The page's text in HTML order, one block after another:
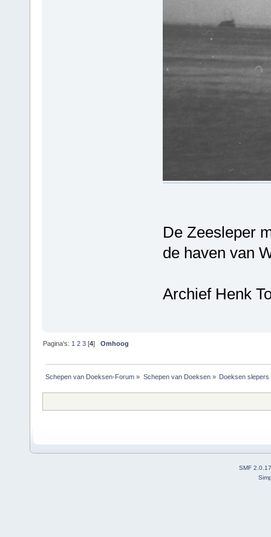
De Zeesleper
de haven van
Archief Henk
Pagina's: 1 2 3 [4]Omhoog
Schepen van Doeksen-Forum » Schepen van Doeksen» Doeksen slepers
SMF 2.0.17